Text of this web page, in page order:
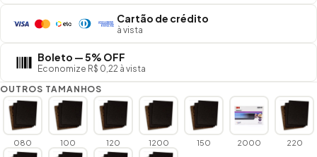
Cartão de crédito
à vista
Boleto — 5% OFF
Economize R$ 0,22 à vista
OUTROS TAMANHOS
080 100 120 1200 150 2000 220